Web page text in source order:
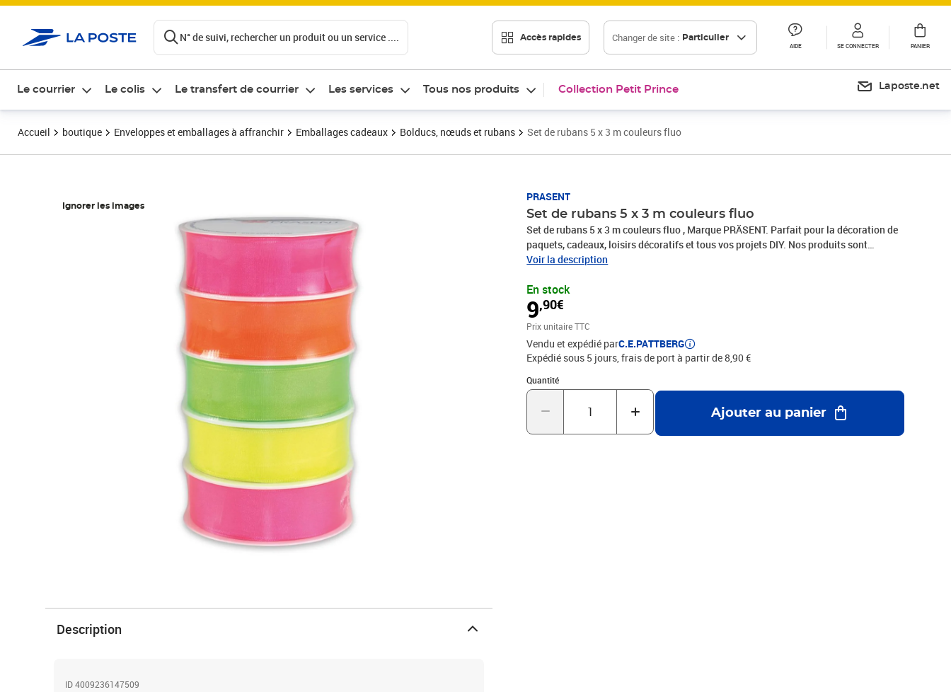
N° de suivi, rechercher un produit ou un service .... Accès rapides Changer de site : Particulier
AIDE SE CONNECTER PANIER
Le courrier Le colis Le transfert de courrier Les services Tous nos produits Collection Petit Prince Laposte.net
Accueil boutique Enveloppes et emballages à affranchir Emballages cadeaux Bolducs, nœuds et rubans Set de rubans 5 x 3 m couleurs fluo
Ignorer les images
PRASENT
Set de rubans 5 x 3 m couleurs fluo
Set de rubans 5 x 3 m couleurs fluo , Marque PRÄSENT. Parfait pour la décoration de
paquets, cadeaux, loisirs décoratifs et tous vos projets DIY. Nos produits sont
fabriqués en Allemagne et sont composés à 100% de matériaux recyclés. Pour toutes
Nouvel An ou même pour Pâques – ce fabuleux accessoire rend rapidement les
emballages cadeaux beaux et attrayants.
Voir la description
En stock
9,90€
Prix 9,90€
Prix unitaire TTC
Vendu et expédié parC.E.PATTBERG
Expédié sous 5 jours, frais de port à partir de 8,90 €
Quantité
Quantité : 1
Ajouter au panier
Description
ID 4009236147509